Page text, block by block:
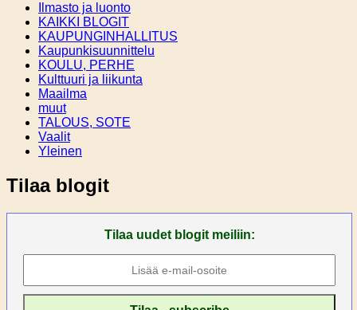
Ilmasto ja luonto
KAIKKI BLOGIT
KAUPUNGINHALLITUS
Kaupunkisuunnittelu
KOULU, PERHE
Kulttuuri ja liikunta
Maailma
muut
TALOUS, SOTE
Vaalit
Yleinen
Tilaa blogit
Tilaa uudet blogit meiliin: